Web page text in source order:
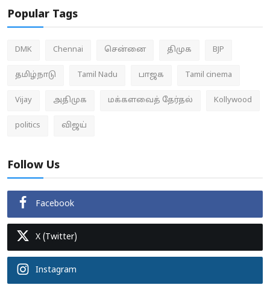
Popular Tags
DMK Chennai சென்னை திமுக BJP
தமிழ்நாடு Tamil Nadu பாஜக Tamil cinema
Vijay அதிமுக மக்களவைத் தேர்தல் Kollywood
politics விஜய்
Follow Us
Facebook
X (Twitter)
Instagram